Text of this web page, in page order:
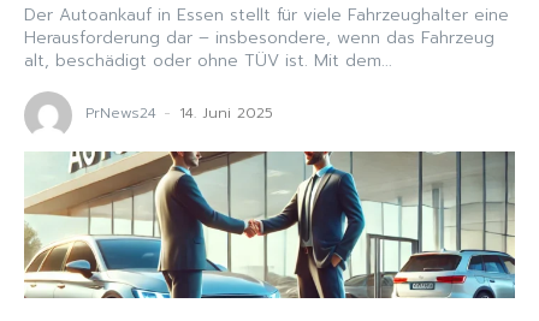
Der Autoankauf in Essen stellt für viele Fahrzeughalter eine
Herausforderung dar – insbesondere, wenn das Fahrzeug
alt, beschädigt oder ohne TÜV ist. Mit dem...
PrNews24 - 14. Juni 2025